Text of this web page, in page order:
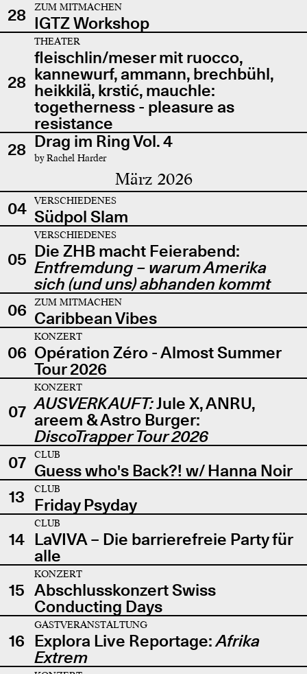
28
ZUM MITMACHEN
IGTZ Workshop
28
THEATER
fleischlin/meser mit ruocco,
kannewurf, ammann, brechbühl,
heikkilä, krstić, mauchle:
togetherness - pleasure as
resistance
28 Drag im Ring Vol. 4
by Rachel Harder
März 2026
04 VERSCHIEDENES
Südpol Slam
05
VERSCHIEDENES
Die ZHB macht Feierabend:
Entfremdung – warum Amerika
sich (und uns) abhanden kommt
06
ZUM MITMACHEN
Caribbean Vibes
06
KONZERT
Opération Zéro - Almost Summer
Tour 2026
07
KONZERT
AUSVERKAUFT:Jule X, ANRU,
areem & Astro Burger:
DiscoTrapper Tour 2026
07
CLUB
Guess who's Back?! w/ Hanna Noir
13
CLUB
Friday Psyday
14
CLUB
LaVIVA – Die barrierefreie Party für
alle
15
KONZERT
Abschlusskonzert Swiss
Conducting Days
16
GASTVERANSTALTUNG
Explora Live Reportage:Afrika
Extrem